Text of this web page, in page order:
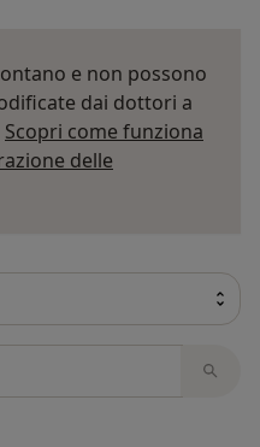
e non possono
dai dottori a
Scopri come funziona
delle